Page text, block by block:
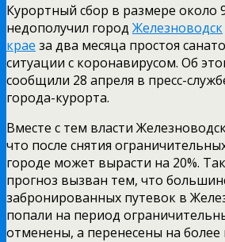
Курортный сбор в размере около
недополучил город Железноводск
крае за два месяца простоя
ситуации с коронавирусом. Об
сообщили 28 апреля в пресс-
города-курорта.
Вместе с тем власти
что после снятия
городе может вырасти на 20%.
прогноз вызван тем, что
забронированных путевок в
попали на период
отменены, а перенесены на более